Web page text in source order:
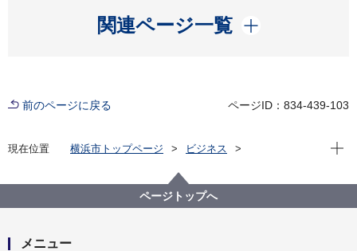
関連ページ一覧
開く
前のページに戻る ページID：834-439-103
現在位置 横浜市トップページ
ビジネス
平成２９年１１月 市場月報
現在
ページトップへ
メニュー